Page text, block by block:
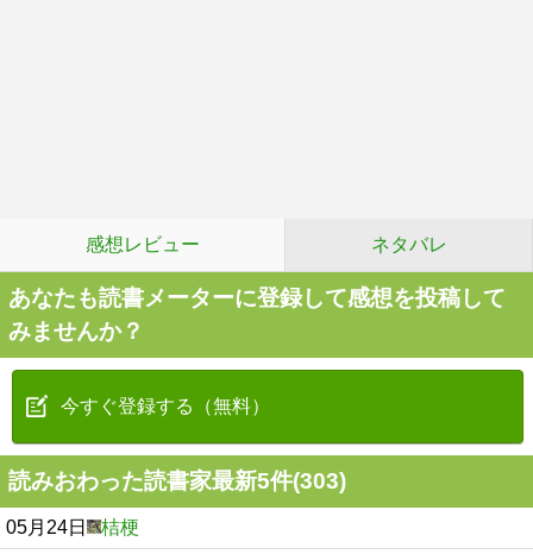
感想レビュー ネタバレ
あなたも読書メーターに登録して感想を投稿して
みませんか？
今すぐ登録する（無料）
読みおわった読書家最新5件(303)
05月24日 桔梗